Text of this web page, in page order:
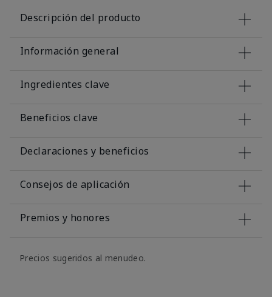
Descripción del producto
Información general
Ingredientes clave
Beneficios clave
Declaraciones y beneficios
Consejos de aplicación
Premios y honores
Precios sugeridos al menudeo.